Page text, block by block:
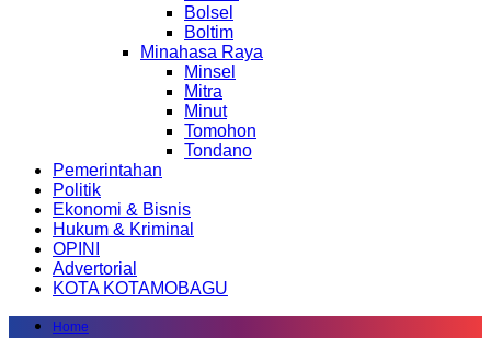
Bolsel
Boltim
Minahasa Raya
Minsel
Mitra
Minut
Tomohon
Tondano
Pemerintahan
Politik
Ekonomi & Bisnis
Hukum & Kriminal
OPINI
Advertorial
KOTA KOTAMOBAGU
Home